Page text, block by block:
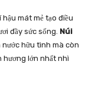
mát mẻ tạo điều
đầy sức sống. Núi
hữu tình mà còn
lớn nhất nhì